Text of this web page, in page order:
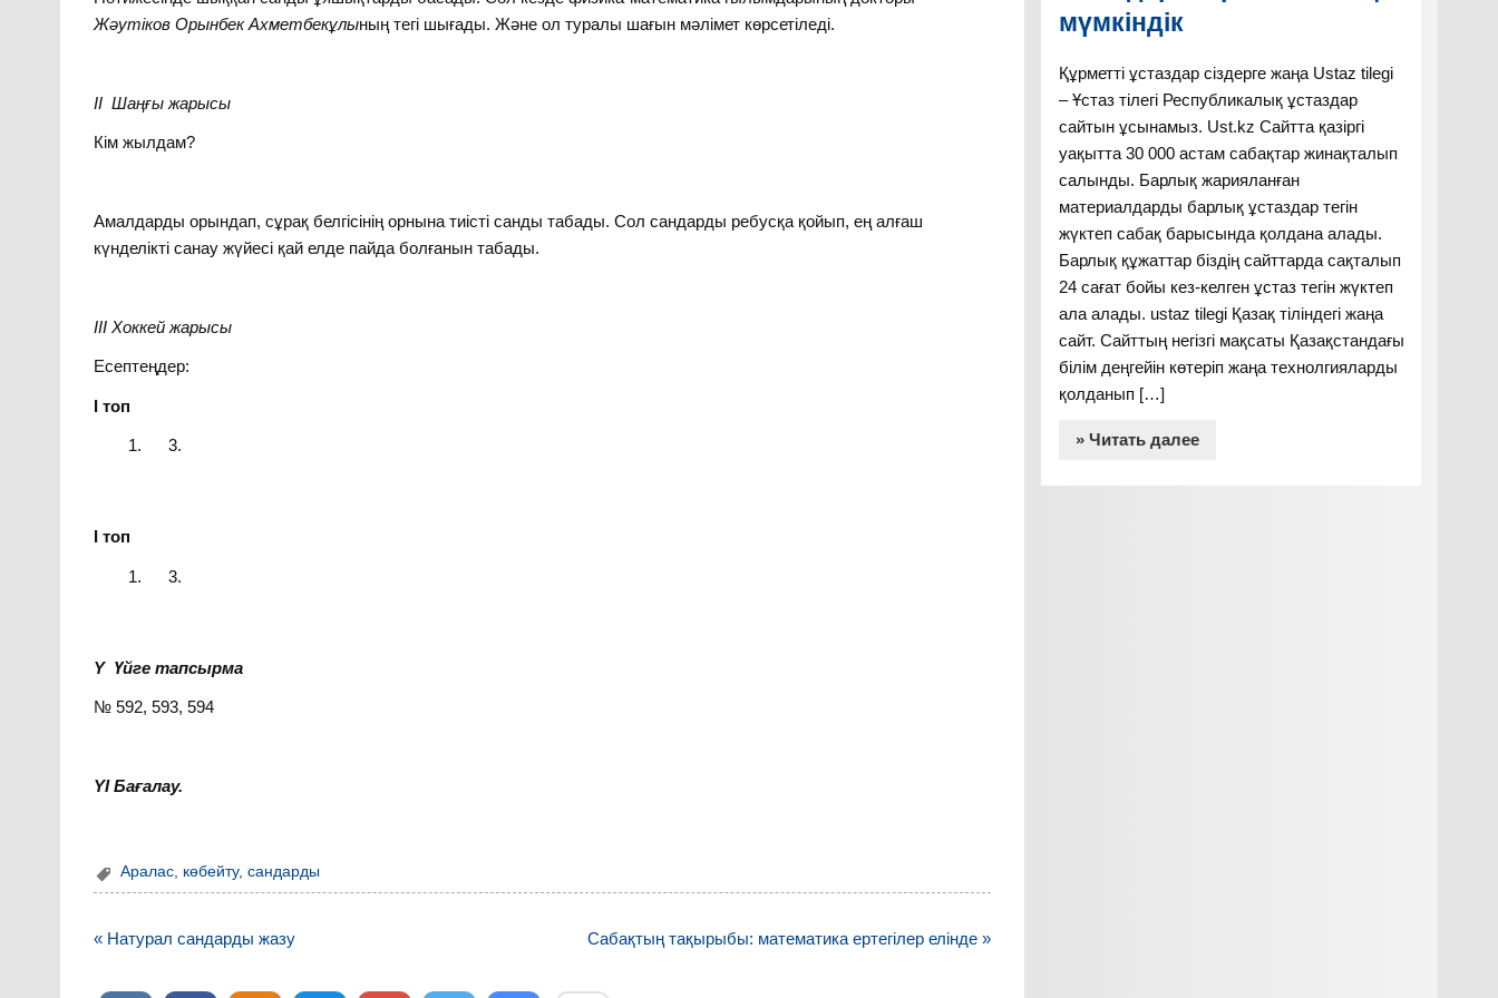
Жәутіков Орынбек Ахметбекұлының тегі шығады. Және ол туралы шағын мәлімет көрсетіледі.
ІІ Шаңғы жарысы
Кім жылдам?
Амалдарды орындап, сұрақ белгісінің орнына тиісті санды табады. Сол сандарды ребусқа қойып, ең алғаш
күнделікті санау жүйесі қай елде пайда болғанын табады.
ІІІ Хоккей жарысы
Есептеңдер:
І топ
3.
І топ
3.
Y Үйге тапсырма
№ 592, 593, 594
YIБағалау.
Аралас, көбейту,сандарды
Навигация
записям
« Натурал сандарды жазу Сабақтың тақырыбы: математика ертегілер елінде »
мүмкіндік
Құрметті ұстаздар сіздерге жаңа Ustaz tilegi
– Ұстаз тілегі Республикалық ұстаздар
сайтын ұсынамыз. Ust.kz Сайтта қазіргі
уақытта 30 000 астам сабақтар жинақталып
салынды. Барлық жарияланған
материалдарды барлық ұстаздар тегін
жүктеп сабақ барысында қолдана алады.
Барлық құжаттар біздің сайттарда сақталып
24 сағат бойы кез-келген ұстаз тегін жүктеп
ала алады. ustaz tilegi Қазақ тіліндегі жаңа
сайт. Сайттың негізгі мақсаты Қазақстандағы
білім деңгейін көтеріп жаңа технолгияларды
қолданып […]
» Читать далее